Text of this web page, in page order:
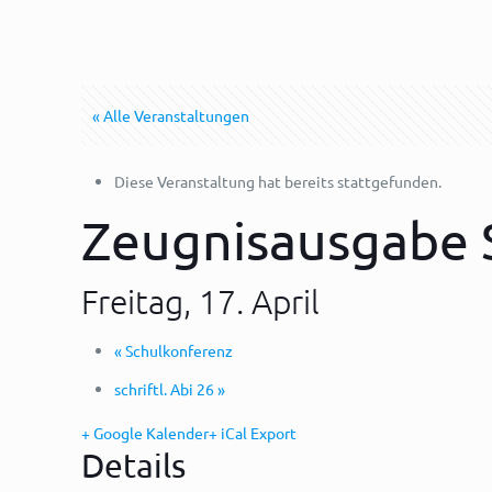
« Alle Veranstaltungen
Diese Veranstaltung hat bereits stattgefunden.
Zeugnisausgabe
Freitag, 17. April
«Schulkonferenz
schriftl. Abi 26»
+ Google Kalender+ iCal Export
Details